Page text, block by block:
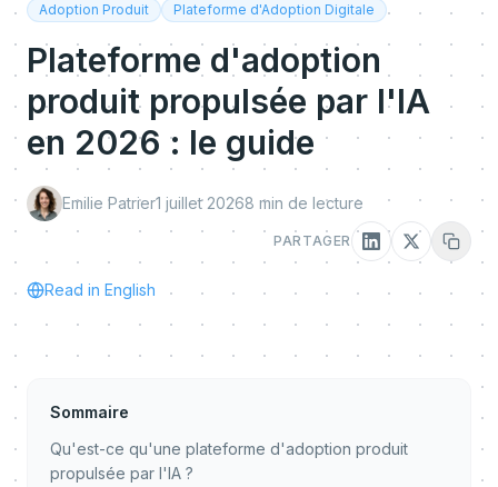
Adoption Produit Plateforme d'Adoption Digitale
Plateforme d'adoption
produit propulsée par l'IA
en 2026 : le guide
Emilie Patrier1 juillet 20268 min de lecture
PARTAGER
Read in English
Sommaire
Qu'est-ce qu'une plateforme d'adoption produit
propulsée par l'IA ?